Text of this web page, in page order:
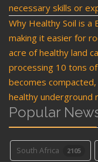
necessary skills or
Why Healthy Soil is a
making it easier for
acre of healthy land
processing 10 tons
becomes
healthy underground
Popular
South Africa 2105